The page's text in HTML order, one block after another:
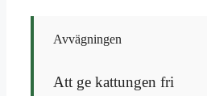
Avvägningen
Att ge kattungen fri